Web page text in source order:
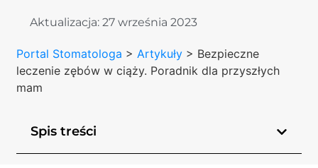
Aktualizacja:27 września 2023
Portal Stomatologa >Artykuły > Bezpieczne
leczenie zębów w ciąży. Poradnik dla przyszłych
mam
Spis treści